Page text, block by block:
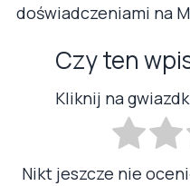
doświadczeniami na
Czy ten
Kliknij na
Nikt jeszcze nie